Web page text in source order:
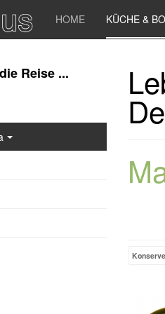
HOME KÜCHE &
Reise ...